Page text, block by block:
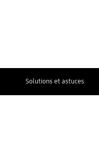
Solutions et astuces